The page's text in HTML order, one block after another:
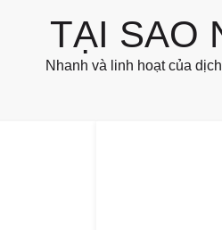
TẠI SAO
Nhanh và linh hoạt của